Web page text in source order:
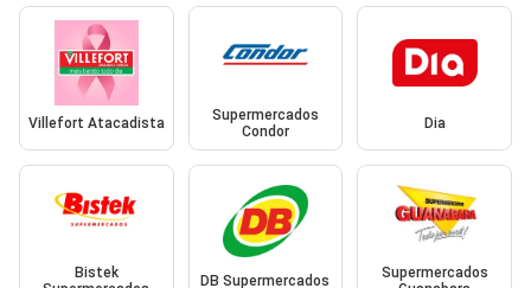
Villefort Atacadista
Supermercados
Condor
Dia
Bistek
DB Supermercados
Supermercados